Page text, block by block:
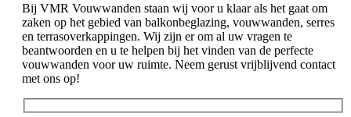
Bij VMR Vouwwanden staan wij voor u klaar als het gaat om
zaken op het gebied van balkonbeglazing, vouwwanden, serres
en terrasoverkappingen. Wij zijn er om al uw vragen te
beantwoorden en u te helpen bij het vinden van de perfecte
vouwwanden voor uw ruimte. Neem gerust vrijblijvend contact
met ons op!